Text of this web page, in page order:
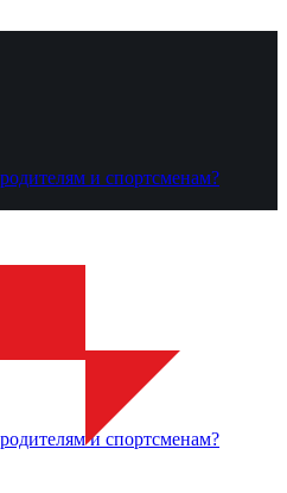
и спортсменам?
и спортсменам?